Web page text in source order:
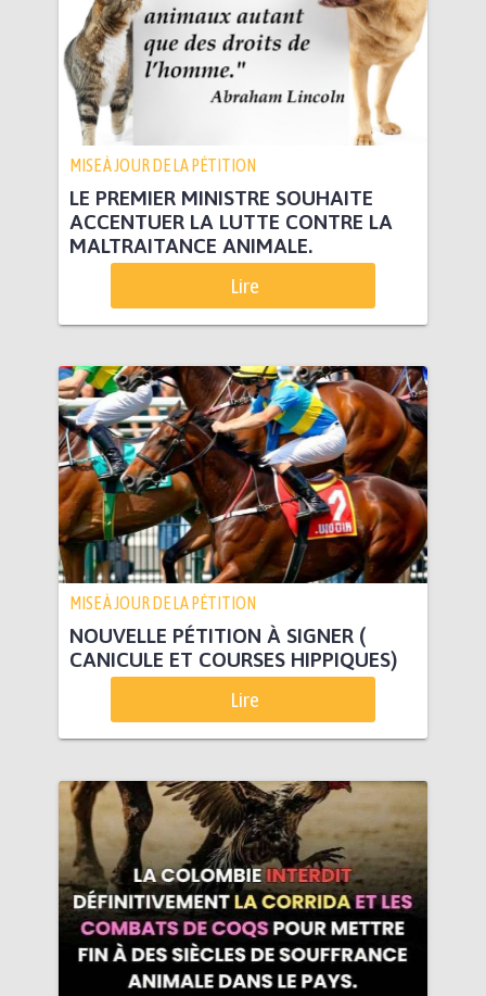
MISE À JOUR DE LA PÉTITION
LE PREMIER MINISTRE SOUHAITE
ACCENTUER LA LUTTE CONTRE LA
MALTRAITANCE ANIMALE.
Lire
MISE À JOUR DE LA PÉTITION
NOUVELLE PÉTITION À SIGNER (
CANICULE ET COURSES HIPPIQUES)
Lire